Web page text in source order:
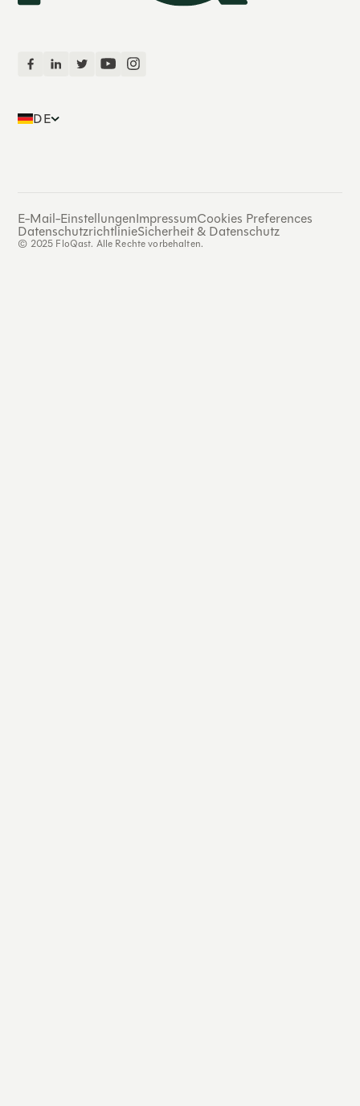
DE
© 2025 FloQast. Alle Rechte vorbehalten.
E-Mail-EinstellungenImpressumCookies Preferences
DatenschutzrichtlinieSicherheit & Datenschutz